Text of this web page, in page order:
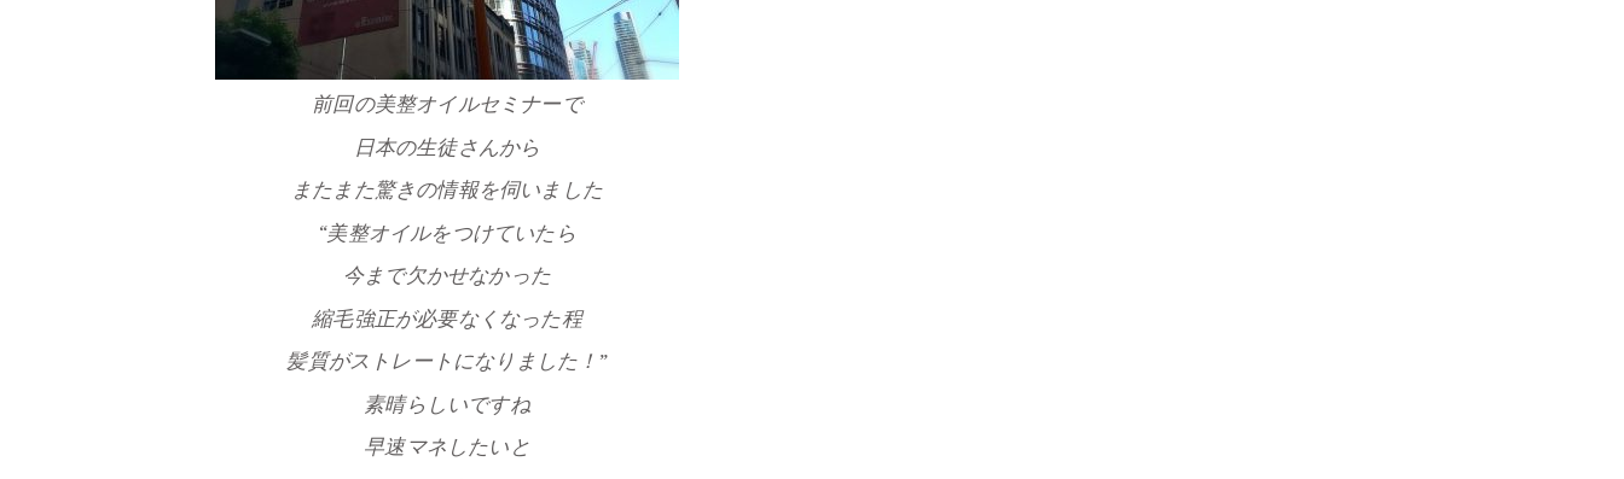
前回の美整オイルセミナーで
日本の生徒さんから
またまた驚きの情報を伺いました
“美整オイルをつけていたら
今まで欠かせなかった
縮毛強正が必要なくなった程
髪質がストレートになりました！”
素晴らしいですね
早速マネしたいと